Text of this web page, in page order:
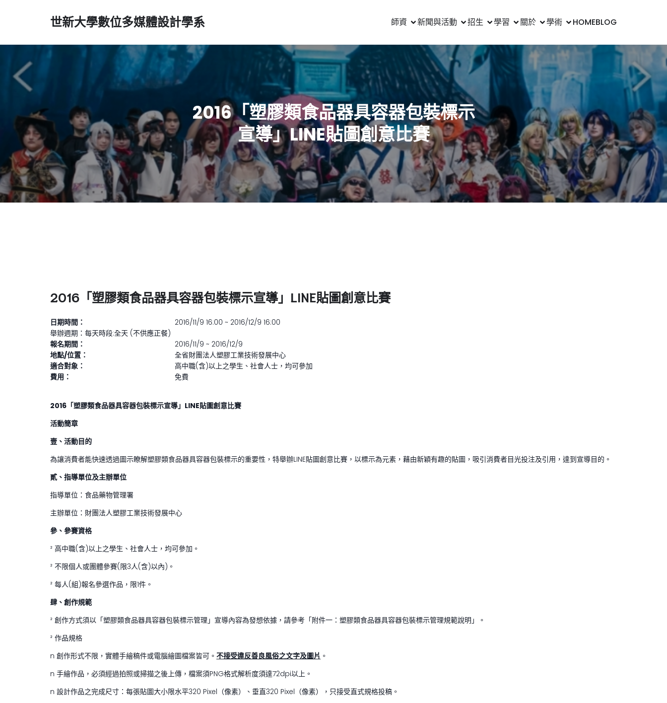
世新大學數位多媒體設計學系 師資 新聞與活動 招生 學習 關於 學術 HOMEBLOG
2016「塑膠類食品器具容器包裝標示
宣導」LINE貼圖創意比賽
2016「塑膠類食品器具容器包裝標示宣導」LINE貼圖創意比賽
日期時間：
2016/11/9 16:00 ~ 2016/12/9 16:00
舉辦週期： 每天時段:全天 (不供應正餐)
報名期間：
2016/11/9 ~ 2016/12/9
地點/位置：
全省財團法人塑膠工業技術發展中心
適合對象：
高中職(含)以上之學生、社會人士，均可參加
費用：
免費
2016 「塑膠類食品器具容器包裝標示宣導」LINE貼圖創意比賽
活動簡章
壹、活動目的
為讓消費者能快速透過圖示瞭解塑膠類食品器具容器包裝標示的重要性，特舉辦LINE貼圖創意比賽，以標示為元素，藉由新穎有趣的貼圖，吸引消費者目光投注及引用，達到宣導目的。
貳、指導單位及主辦單位
指導單位：食品藥物管理署
主辦單位：財團法人塑膠工業技術發展中心
參、參賽資格
² 高中職(含)以上之學生、社會人士，均可參加。
² 不限個人或團體參賽(限3人(含)以內)。
² 每人(組)報名參選作品，限1件。
肆、 創作規範
² 創作方式須以「塑膠類食品器具容器包裝標示管理」宣導內容為發想依據，請參考「附件一：塑膠類食品器具容器包裝標示管理規範說明」。
² 作品規格
n 創作形式不限，實體手繪稿件或電腦繪圖檔案皆可。 不接受違反善良風俗之文字及圖片 。
n 手繪作品，必須經過拍照或掃描之後上傳，檔案須PNG格式解析度須達72dpi以上。
n 設計作品之完成尺寸：每張貼圖大小限水平320 Pixel（像素）、垂直320 Pixel（像素），只接受直式規格投稿。